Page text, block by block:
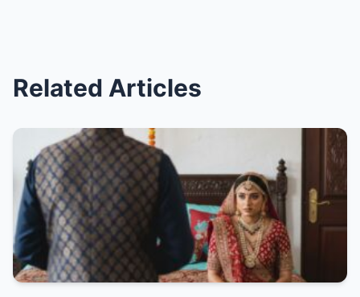
Related Articles